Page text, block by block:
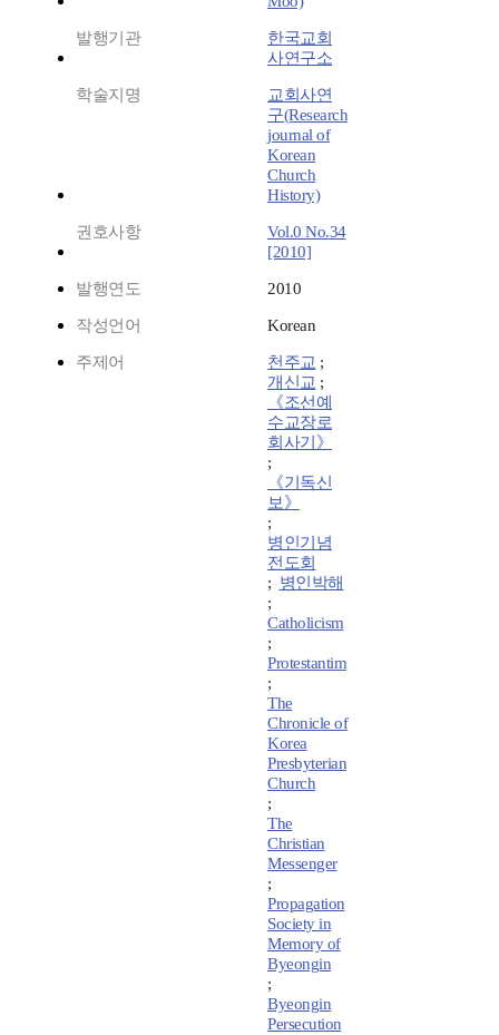
발행기관
한국교회
사연구소
학술지명
교회사연
구(Research
journal of
Korean
Church
History)
권호사항
Vol.0 No.34
[2010]
발행연도 2010
작성언어 Korean
주제어 천주교 ;
개신교 ;
《조선예
수교장로
회사기》
;
《기독신
보》
;
병인기념
전도회
; 병인박해
;
Catholicism
;
Protestantim
;
The
Chronicle of
Korea
Presbyterian
Church
;
The
Christian
Messenger
;
Propagation
Society in
Memory of
Byeongin
;
Byeongin
Persecution